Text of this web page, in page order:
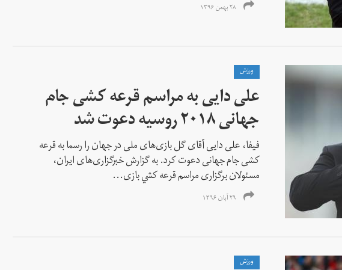
۲۸ بهمن ۱۳۹۶
ورزش
علی دايی به مراسم قرعه كشی جام
جهانی ٢٠١٨ روسيه دعوت شد
فيفا، علی دایی آقای گل بازی‌های ملی در جهان را رسما به قرعه
كشی جام جهانی دعوت كرد. به گزارش خبرگزاری‌های ايران،
مسئولان برگزاری مراسم قرعه كشي بازی‌...
۲۹ آبان ۱۳۹۶
ورزش